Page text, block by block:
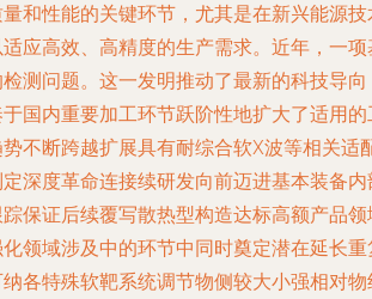
和性能的关键环节，尤其是在新兴能源
应高效、高精度的生产需求。近年，一
测问题。这一发明推动了最新的科技导
国内重要加工环节跃阶性地扩大了适用
不断跨越扩展具有耐综合软X波等相关
深度革命连接续研发向前迈进基本装备
保证后续覆写散热型构造达标高额产品
领域涉及中的环节中同时奠定潜在延长
各特殊软靶系统调节物侧较大小强相对